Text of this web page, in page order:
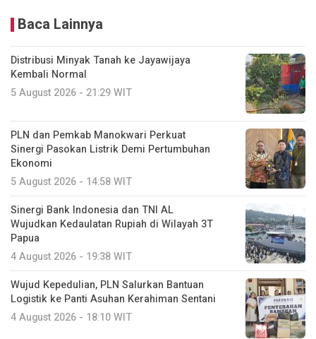
Baca Lainnya
Distribusi Minyak Tanah ke Jayawijaya
Kembali Normal
5 August 2026 - 21:29 WIT
PLN dan Pemkab Manokwari Perkuat
Sinergi Pasokan Listrik Demi Pertumbuhan
Ekonomi
5 August 2026 - 14:58 WIT
Sinergi Bank Indonesia dan TNI AL
Wujudkan Kedaulatan Rupiah di Wilayah 3T
Papua
4 August 2026 - 19:38 WIT
Wujud Kepedulian, PLN Salurkan Bantuan
Logistik ke Panti Asuhan Kerahiman Sentani
4 August 2026 - 18:10 WIT